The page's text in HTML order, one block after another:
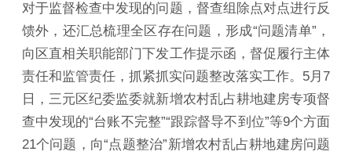
对于监督检查中发现的问题，督查组除点对点进行反
馈外，还汇总梳理全区存在问题，形成“问题清单”，
向区直相关职能部门下发工作提示函，督促履行主体
责任和监管责任，抓紧抓实问题整改落实工作。5月7
日，三元区纪委监委就新增农村乱占耕地建房专项督
查中发现的“台账不完整”“跟踪督导不到位”等9个方面
21个问题，向“点题整治”新增农村乱占耕地建房问题